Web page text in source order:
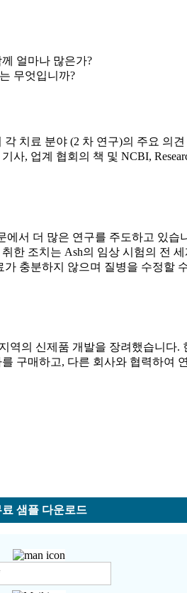
얼마나 많은가?
무엇입니까?
치료 분야 (2 차 연구)의 주요 의
, 업계 협회의 책 및 NCBI,
서 더 많은 연구를 주도하고 있습
조치는 Ash의 임상 시험의 전
충분하지 않으며 질병을 수정할
의 신제품 개발을 장려했습니다
구매하고, 다른 회사와 협력하여
료 샘플 다운로드